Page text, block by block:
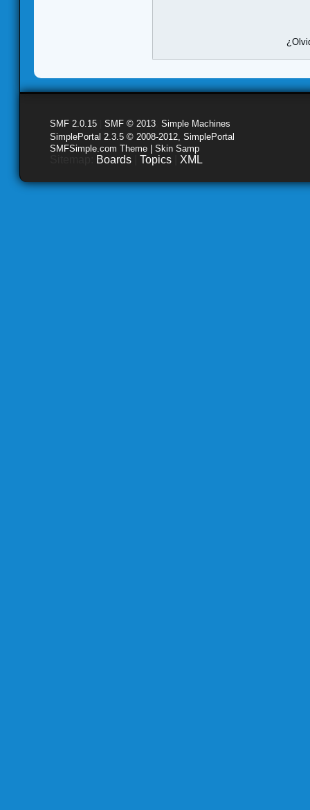
SMF 2.0.15 SMF © 2013 Simple Machines
SimplePortal 2.3.5 © 2008-2012, SimplePortal
SMFSimple.com Theme | Skin Samp
Boards Topics XML